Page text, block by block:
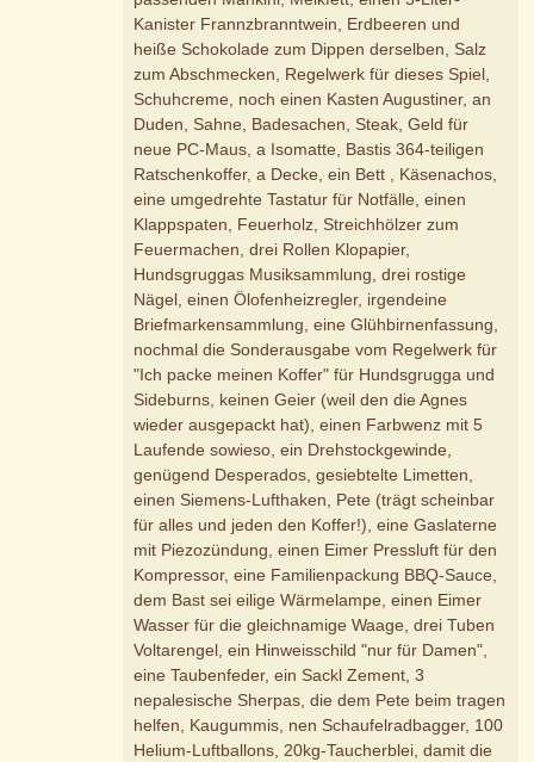
Kanister Frannzbranntwein, Erdbeeren und
heiße Schokolade zum Dippen derselben, Salz
zum Abschmecken, Regelwerk für dieses Spiel,
Schuhcreme, noch einen Kasten Augustiner, an
Duden, Sahne, Badesachen, Steak, Geld für
neue PC-Maus, a Isomatte, Bastis 364-teiligen
Ratschenkoffer, a Decke, ein Bett , Käsenachos,
eine umgedrehte Tastatur für Notfälle, einen
Klappspaten, Feuerholz, Streichhölzer zum
Feuermachen, drei Rollen Klopapier,
Hundsgruggas Musiksammlung, drei rostige
Nägel, einen Ölofenheizregler, irgendeine
Briefmarkensammlung, eine Glühbirnenfassung,
nochmal die Sonderausgabe vom Regelwerk für
"Ich packe meinen Koffer" für Hundsgrugga und
Sideburns, keinen Geier (weil den die Agnes
wieder ausgepackt hat), einen Farbwenz mit 5
Laufende sowieso, ein Drehstockgewinde,
genügend Desperados, gesiebtelte Limetten,
einen Siemens-Lufthaken, Pete (trägt scheinbar
für alles und jeden den Koffer!), eine Gaslaterne
mit Piezozündung, einen Eimer Pressluft für den
Kompressor, eine Familienpackung BBQ-Sauce,
dem Bast sei eilige Wärmelampe, einen Eimer
Wasser für die gleichnamige Waage, drei Tuben
Voltarengel, ein Hinweisschild "nur für Damen",
eine Taubenfeder, ein Sackl Zement, 3
nepalesische Sherpas, die dem Pete beim tragen
helfen, Kaugummis, nen Schaufelradbagger, 100
Helium-Luftballons, 20kg-Taucherblei, damit die